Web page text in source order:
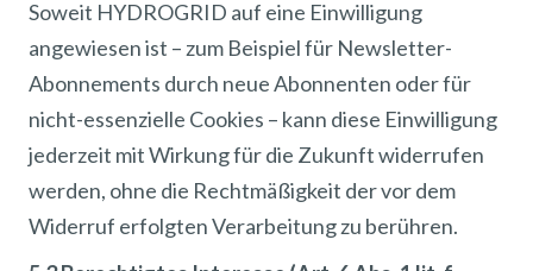
Soweit HYDROGRID auf eine Einwilligung
angewiesen ist – zum Beispiel für Newsletter-
Abonnements durch neue Abonnenten oder für
nicht-essenzielle Cookies – kann diese Einwilligung
jederzeit mit Wirkung für die Zukunft widerrufen
werden, ohne die Rechtmäßigkeit der vor dem
Widerruf erfolgten Verarbeitung zu berühren.